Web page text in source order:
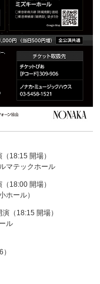
18:15 開場）
マテックホール
18:00 開場）
ホール）
（18:15 開場）
ル